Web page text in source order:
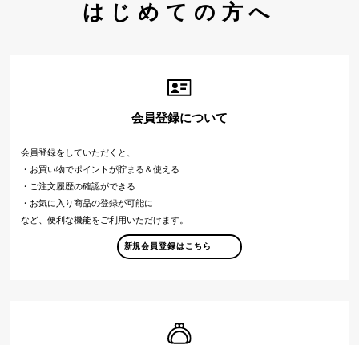
はじめての方へ
会員登録について
会員登録をしていただくと、
・お買い物でポイントが貯まる＆使える
・ご注文履歴の確認ができる
・お気に入り商品の登録が可能に
など、便利な機能をご利用いただけます。
新規会員登録はこちら